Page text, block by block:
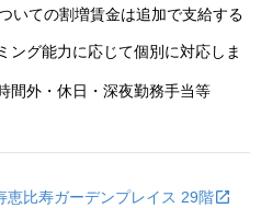
いての割増賃金は追加で支給する
ング能力に応じて個別に対応しま
間外・休日・深夜勤務手当等
比寿ガーデンプレイス 29階